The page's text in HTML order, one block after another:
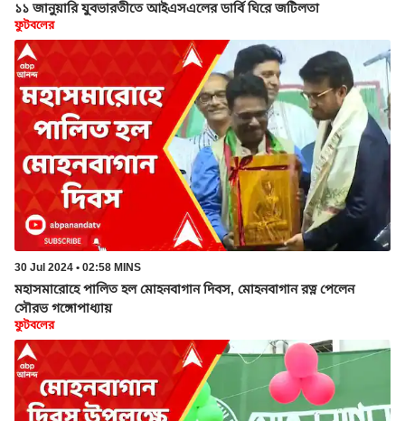
১১ জানুয়ারি যুবভারতীতে আইএসএলের ডার্বি ঘিরে জটিলতা
ফুটবলের
30 Jul 2024 • 02:58 MINS
মহাসমারোহে পালিত হল মোহনবাগান দিবস, মোহনবাগান রত্ন পেলেন
সৌরভ গঙ্গোপাধ্যায়
ফুটবলের